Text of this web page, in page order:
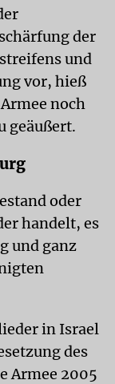
der
und
vor, hieß
noch
geäußert.
oder
handelt, es
und ganz
in Israel
des
Armee 2005